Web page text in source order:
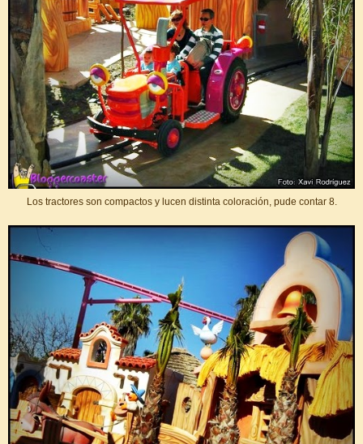
Los tractores son compactos y lucen distinta coloración, pude contar 8.